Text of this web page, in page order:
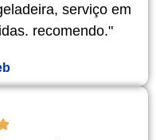
serviço em
recomendo."